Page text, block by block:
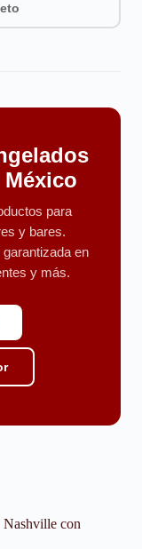
para
y bares.
en
y más.
Nashville con